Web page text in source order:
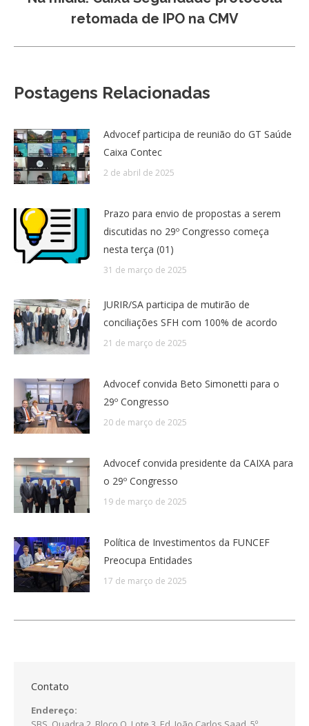
Próximo
post:
retomada de IPO na CMV
Postagens Relacionadas
Advocef participa de reunião do GT Saúde
Caixa Contec
2 de abril de 2025
Prazo para envio de propostas a serem
discutidas no 29º Congresso começa
nesta terça (01)
31 de março de 2025
JURIR/SA participa de mutirão de
conciliações SFH com 100% de acordo
21 de março de 2025
Advocef convida Beto Simonetti para o
29º Congresso
20 de março de 2025
Advocef convida presidente da CAIXA para
o 29º Congresso
19 de março de 2025
Política de Investimentos da FUNCEF
Preocupa Entidades
17 de março de 2025
Contato
Endereço: